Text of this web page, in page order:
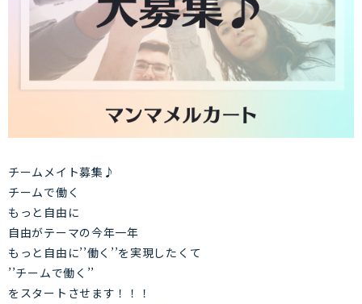
チームメイト募集♪
チームで働く
もっと自由に
自由がテーマの今年一年
もっと自由に’’働く’’を実現したくて
’’チームで働く’’
をスタートさせます！！！